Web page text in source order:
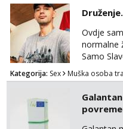
poljupce
kontrolu .
me tamo,
Ovdje
normalne
Samo
Kategorija: Sex Muška osoba